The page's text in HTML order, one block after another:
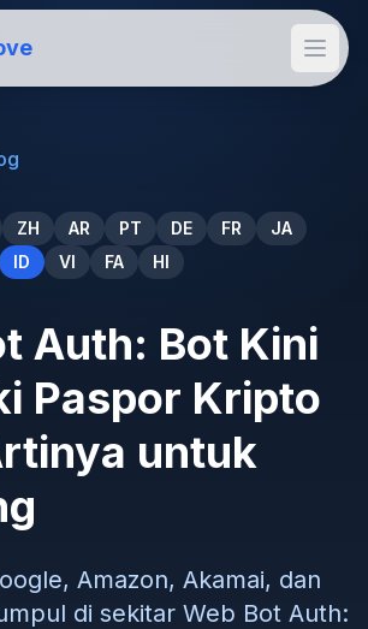
ZH AR PT DE FR
JA
ID VI FA HI
Auth: Bot Kini
Paspor Kripto
untuk
Amazon, Akamai, dan
di sekitar Web Bot Auth: